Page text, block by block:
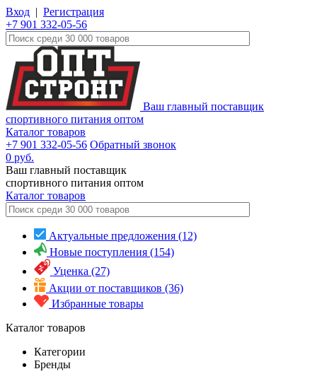
Вход | Регистрация
+7 901 332-05-56
Ваш главный поставщик
спортивного питания оптом
Каталог товаров
+7 901 332-05-56 Обратный звонок
0 руб.
Ваш главный поставщик
спортивного питания оптом
Каталог товаров
Актуальные предложения (12)
Новые поступления (154)
Уценка (27)
Акции от поставщиков (36)
Избранные товары
Каталог товаров
Категории
Бренды